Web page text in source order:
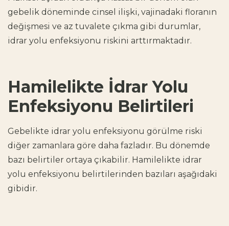
gebelik döneminde cinsel ilişki, vajinadaki floranın
değişmesi ve az tuvalete çıkma gibi durumlar,
idrar yolu enfeksiyonu riskini arttırmaktadır.
Hamilelikte İdrar Yolu
Enfeksiyonu Belirtileri
Gebelikte idrar yolu enfeksiyonu görülme riski
diğer zamanlara göre daha fazladır. Bu dönemde
bazı belirtiler ortaya çıkabilir. Hamilelikte idrar
yolu enfeksiyonu belirtilerinden bazıları aşağıdaki
gibidir.